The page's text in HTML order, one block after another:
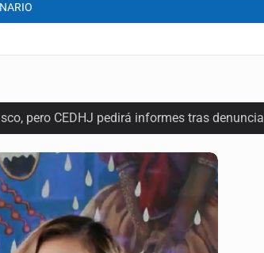
pero CEDHJ pedirá informes tras denuncia
asegura diputada
'cobro de piso'